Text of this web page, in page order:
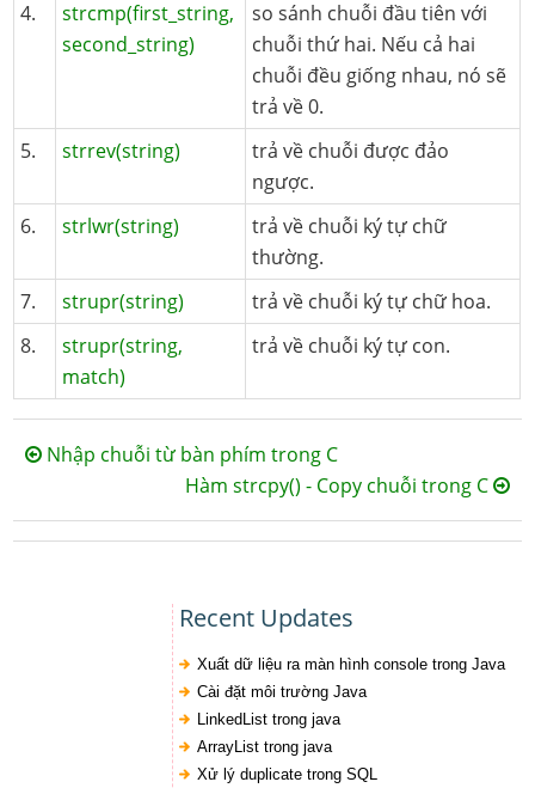
4.
strcmp(first_string,
second_string)
so sánh chuỗi đầu tiên với
chuỗi thứ hai. Nếu cả hai
chuỗi đều giống nhau, nó sẽ
trả về 0.
5.
strrev(string)
trả về chuỗi được đảo
ngược.
6.
strlwr(string)
trả về chuỗi ký tự chữ
thường.
7.
strupr(string)
trả về chuỗi ký tự chữ hoa.
8.
strupr(string,
match)
trả về chuỗi ký tự con.
Nhập chuỗi từ bàn phím trong C
Hàm strcpy() - Copy chuỗi trong C
Recent Updates
Xuất dữ liệu ra màn hình console trong Java
Cài đặt môi trường Java
LinkedList trong java
ArrayList trong java
Xử lý duplicate trong SQL